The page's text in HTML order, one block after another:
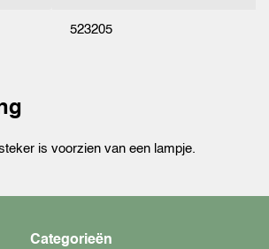
523205
is voorzien van een lampje.
Categorieën